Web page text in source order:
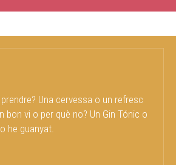
Una cervessa o un refresc
bon vi o per què no? Un Gin Tónic o
he guanyat.